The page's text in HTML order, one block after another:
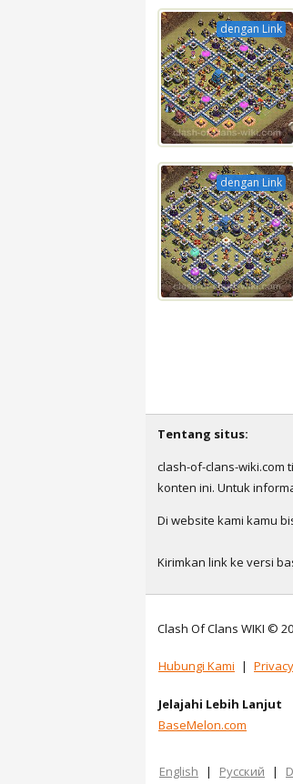
dengan Link
dengan Link
Tentang situs:
clash-of-clans-wiki.com
konten ini. Untuk
Di website kami kamu
Kirimkan link ke versi
Clash Of Clans WIKI ©
Hubungi Kami |
Jelajahi Lebih Lanjut
BaseMelon.com
English | Русский |